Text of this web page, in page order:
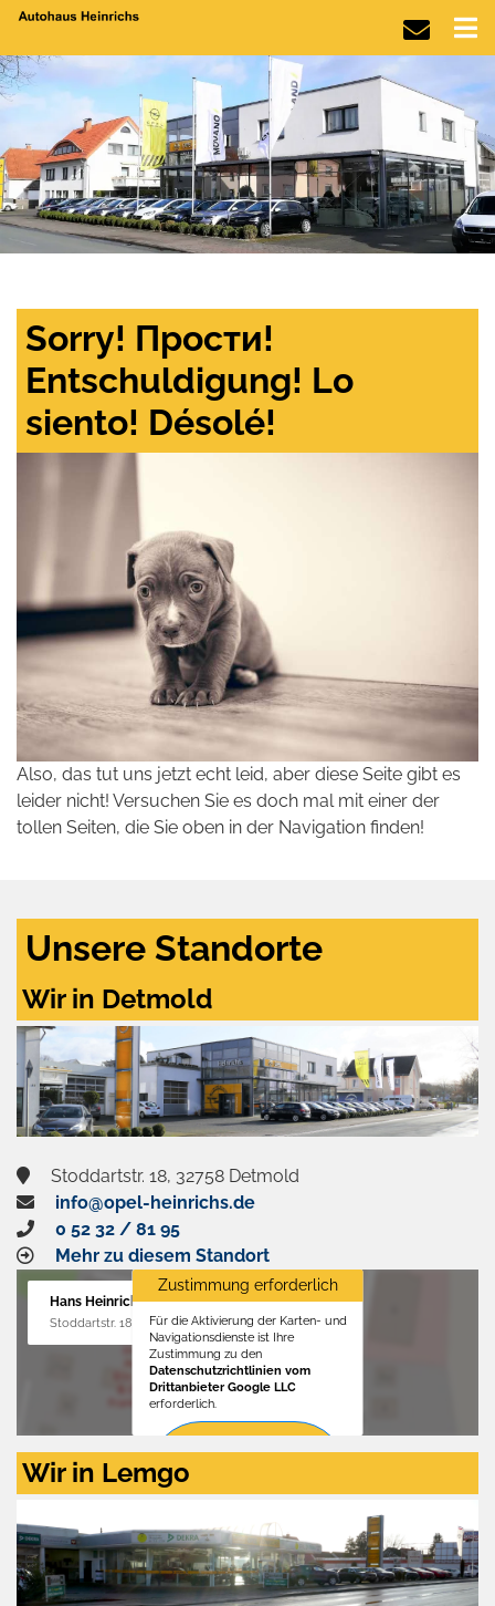
Sorry! Прости!
Entschuldigung! Lo
siento! Désolé!
Also, das tut uns jetzt echt leid, aber diese Seite gibt es
leider nicht! Versuchen Sie es doch mal mit einer der
tollen Seiten, die Sie oben in der Navigation finden!
Unsere Standorte
Wir in Detmold
Stoddartstr. 18, 32758 Detmold
info@opel-heinrichs.de
0 52 32 / 81 95
Mehr zu diesem Standort
Hans Heinrichs GmbH
Stoddartstr. 18, 32758 Detmold
Zustimmung erforderlich
Für die Aktivierung der Karten- und
Navigationsdienste ist Ihre
Zustimmung zu den
Datenschutzrichtlinien vom
Drittanbieter Google LLC
erforderlich.
Zustimmen
aktivieren
Wir in Lemgo